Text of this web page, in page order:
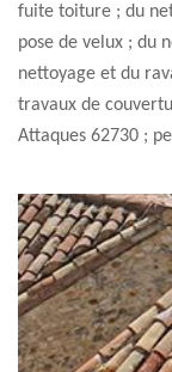
fuite toiture ; du
pose de velux ; du
nettoyage et du
travaux de
Attaques 62730 ;